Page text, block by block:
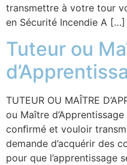
transmettre à votre tour
en Sécurité Incendie A […]
Tuteur ou
TUTEUR OU MAÎTRE
ou Maître
conﬁrmé et vouloir
demande d’acquérir des
pour que l’apprentissage